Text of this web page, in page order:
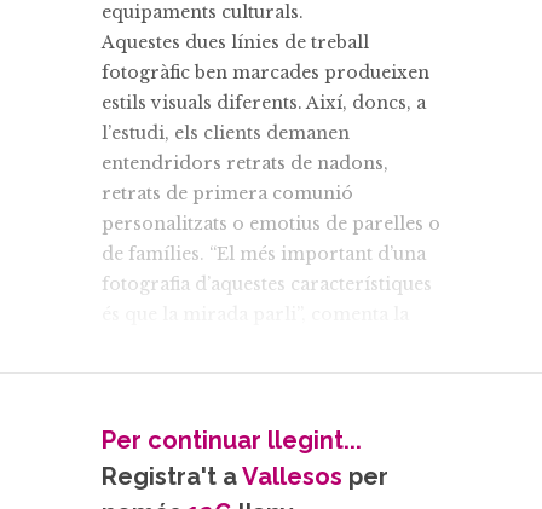
equipaments culturals.
Aquestes dues línies de treball
fotogràfic ben marcades produeixen
estils visuals diferents. Així, doncs, a
l’estudi, els clients demanen
entendridors retrats de nadons,
retrats de primera comunió
personalitzats o emotius de parelles o
de famílies. “El més important d’una
fotografia d’aquestes característiques
prèvia del fotògraf d’aconseguir la
seguretat al client”. Paral·lelament,
l’obra expositiva de Vizcarra explora
la fragilitat humana i ens deixa
Per continuar llegint...
Registra't aVallesos per